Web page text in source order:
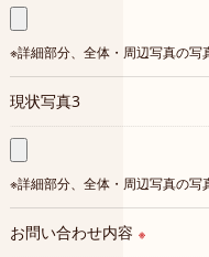
現状写真3
お問い合わせ内容 ※